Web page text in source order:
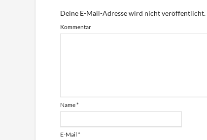
Deine E-Mail-Adresse wird nicht veröffentlicht.
Kommentar
Name*
E-Mail *